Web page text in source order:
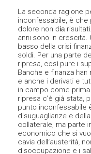
La seconda ragione
inconfessabile, è che
dolore non dia
anni sono in crescita.
basso della crisi
soldi. Per una parte
ripresa, così pure i
Banche e finanza
e anche i derivati e
in campo come
ripresa c’è già stata,
punto inconfessabile
disuguaglianze e
collaterale, ma parte
economico che si
cavia dell’austerità,
disoccupazione e i